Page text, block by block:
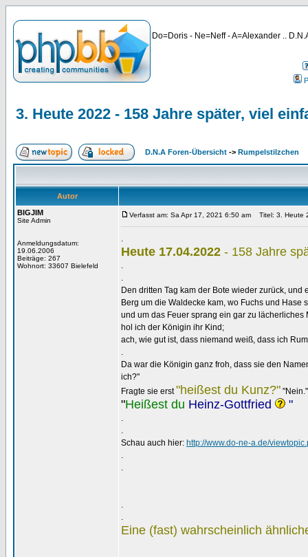
Do=Doris - Ne=Neff - A=Alexander ..
3. Heute 2022 - 158 Jahre später, viel
D.N.A Foren-Übersicht -> Rumpelstilzchen
Autor
BIGJIM
Site Admin
Anmeldungsdatum:
19.06.2006
Beiträge: 267
Wohnort: 33607 Bielefeld
Verfasst am: Sa Apr 17, 2021 6:50 am Titel: 3. Heute
.
Heute 17.04.2022 - 158 Jahre
.
.
Den dritten Tag kam der Bote wieder zurück,
Berg um die Waldecke kam, wo Fuchs und
und um das Feuer sprang ein gar zu
hol ich der Königin ihr Kind;
ach, wie gut ist, dass niemand weiß, dass ich
.
Da war die Königin ganz froh, dass sie den
ich?"
Fragte sie erst"heißest du Kunz?" "Nein."
"Heißest du Heinz-Gottfried "
.
.
Schau auch hier: http://www.do-ne-a.de/
.
.
.
.
Eine (fast) wahrscheinlich